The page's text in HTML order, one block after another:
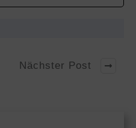
Nächster Post